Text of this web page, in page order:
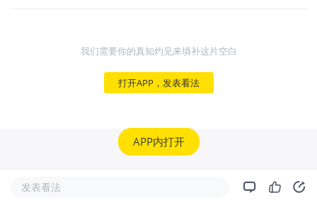
我们需要你的真知灼见来填补这片空白
打开APP，发表看法
APP内打开
发表看法